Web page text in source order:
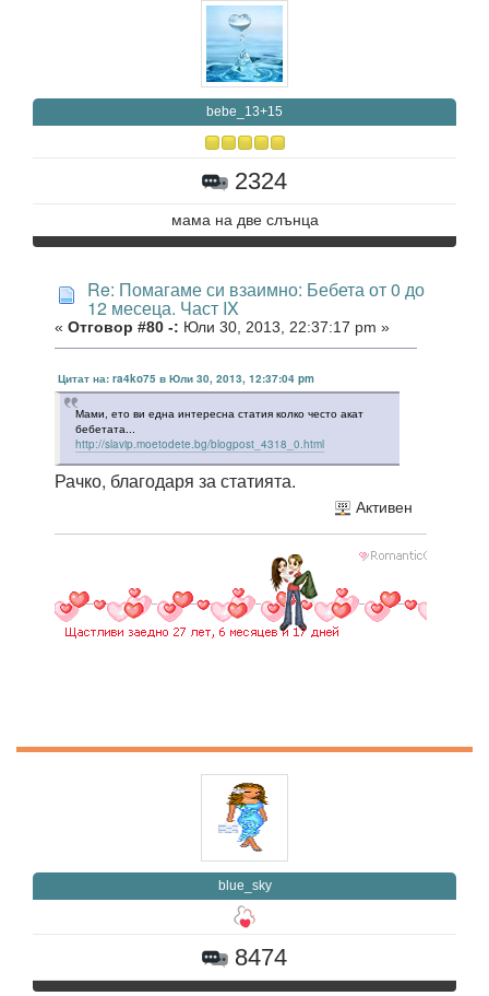
bebe_13+15
2324
мама на две слънца
Re: Помагаме си взаимно: Бебета от 0 до
12 месеца. Част IX
« Отговор #80 -: Юли 30, 2013, 22:37:17 pm »
Цитат на: ra4ko75 в Юли 30, 2013, 12:37:04 pm
Мами, ето ви една интересна статия колко често акат
бебетата...
http://slavip.moetodete.bg/blogpost_4318_0.html
Рачко, благодаря за статията.
Активен
blue_sky
8474